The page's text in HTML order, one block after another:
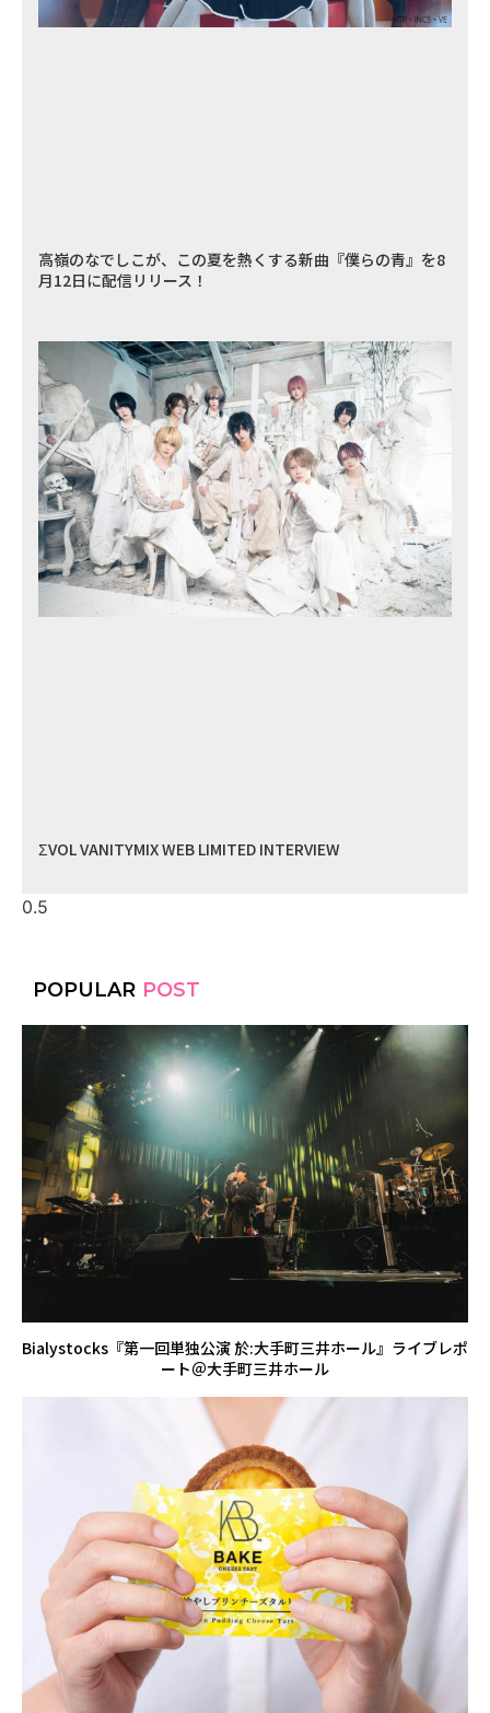
高嶺のなでしこが、この夏を熱くする新曲『僕らの青』を8
月12日に配信リリース！
ΣVOL VANITYMIX WEB LIMITED INTERVIEW
POPULAR POST
Bialystocks『第一回単独公演 於:大手町三井ホール』ライブレポ
ート＠大手町三井ホール